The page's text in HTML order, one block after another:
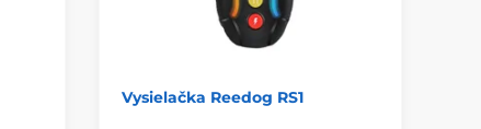
Vysielačka Reedog RS1